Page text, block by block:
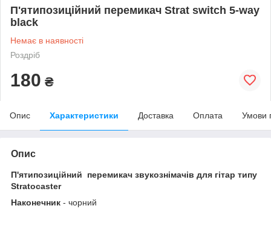
П'ятипозиційний перемикач Strat switch 5-way
black
Немає в наявності
Роздріб
180 ₴
Опис Характеристики Доставка Оплата Умови
Опис
П'ятипозиційний перемикач звукознімачів для гітар типу
Stratocaster
Наконечник - чорний